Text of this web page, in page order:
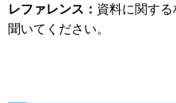
レファレンス： 資料に関す
聞いてください。